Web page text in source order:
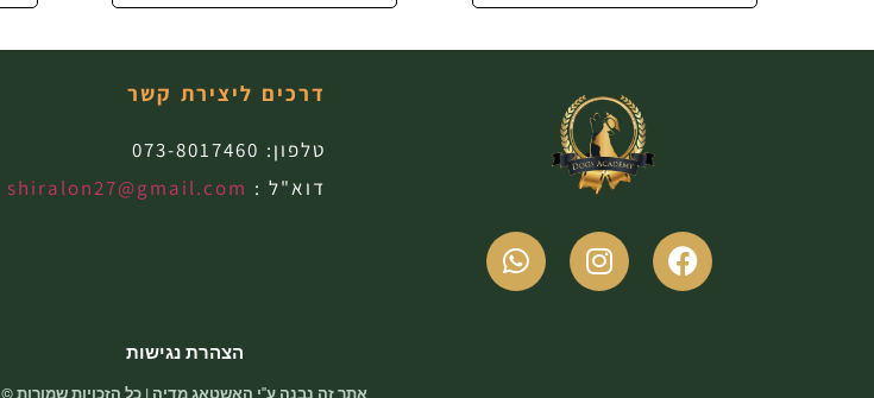
דרכים ליצירת קשר
טלפון: 073-8017460
דוא"ל : shiralon27@gmail.com
הצהרת נגישות
אתר זה נבנה ע"י האשטאג מדיה | כל הזכויות שמורות ©